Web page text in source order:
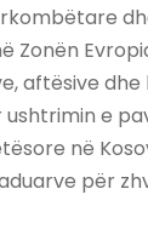
Zonën
aftësive
e
në
për